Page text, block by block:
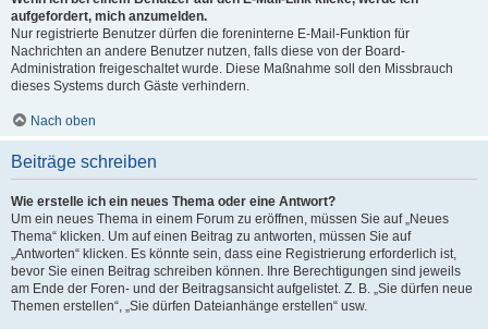
aufgefordert, mich anzumelden.
Nur registrierte Benutzer dürfen die foreninterne E-Mail-Funktion für
Nachrichten an andere Benutzer nutzen, falls diese von der Board-
Administration freigeschaltet wurde. Diese Maßnahme soll den Missbrauch
dieses Systems durch Gäste verhindern.
Nach oben
Beiträge schreiben
Wie erstelle ich ein neues Thema oder eine Antwort?
Um ein neues Thema in einem Forum zu eröffnen, müssen Sie auf „Neues
Thema“ klicken. Um auf einen Beitrag zu antworten, müssen Sie auf
„Antworten“ klicken. Es könnte sein, dass eine Registrierung erforderlich ist,
bevor Sie einen Beitrag schreiben können. Ihre Berechtigungen sind jeweils
am Ende der Foren- und der Beitragsansicht aufgelistet. Z. B. „Sie dürfen neue
Themen erstellen“, „Sie dürfen Dateianhänge erstellen“ usw.